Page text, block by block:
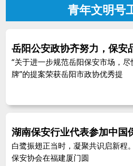
青年文明号
岳阳公安政协齐努力，保安
“关于进一步规范岳阳保安市场，
牌”的提案荣获岳阳市政协优秀提
湖南保安行业代表参加中国
白鹭振翅正当时，凝聚共识启新程
保安协会在福建厦门圆